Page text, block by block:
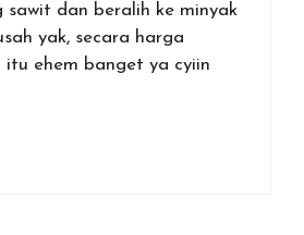
sawit dan beralih ke minyak
yak, secara harga
itu ehem banget ya cyiin